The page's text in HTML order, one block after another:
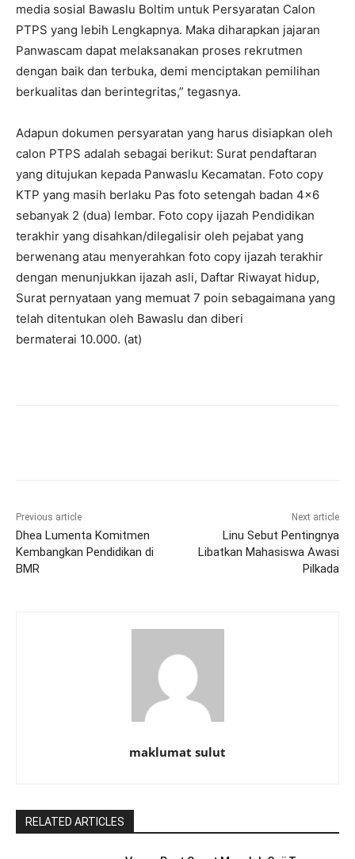
media sosial Bawaslu Boltim untuk Persyaratan Calon
PTPS yang lebih Lengkapnya. Maka diharapkan jajaran
Panwascam dapat melaksanakan proses rekrutmen
dengan baik dan terbuka, demi menciptakan pemilihan
berkualitas dan berintegritas,” tegasnya.
Adapun dokumen persyaratan yang harus disiapkan oleh
calon PTPS adalah sebagai berikut: Surat pendaftaran
yang ditujukan kepada Panwaslu Kecamatan. Foto copy
KTP yang masih berlaku Pas foto setengah badan 4×6
sebanyak 2 (dua) lembar. Foto copy ijazah Pendidikan
terakhir yang disahkan/dilegalisir oleh pejabat yang
berwenang atau menyerahkan foto copy ijazah terakhir
dengan menunjukkan ijazah asli, Daftar Riwayat hidup,
Surat pernyataan yang memuat 7 poin sebagaimana yang
telah ditentukan oleh Bawaslu dan diberi
bermaterai 10.000. (at)
Previous article
Dhea Lumenta Komitmen
Kembangkan Pendidikan di
BMR
Next article
Linu Sebut Pentingnya
Libatkan Mahasiswa Awasi
Pilkada
maklumat sulut
RELATED ARTICLES